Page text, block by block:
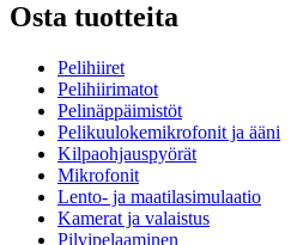
Osta tuotteita
Pelihiiret
Pelihiirimatot
Pelinäppäimistöt
Pelikuulokemikrofonit ja ääni
Kilpaohjauspyörät
Mikrofonit
Lento- ja maatilasimulaatio
Kamerat ja valaistus
Pilvipelaaminen